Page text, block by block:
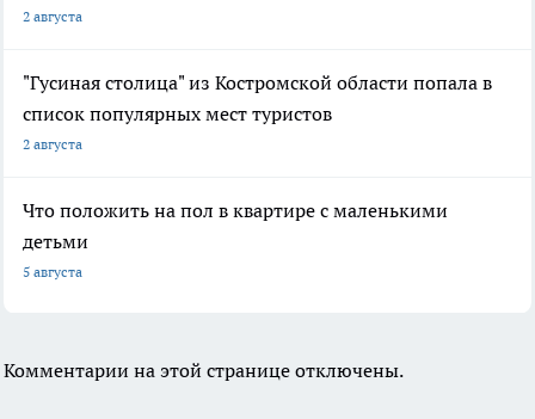
2 августа
"Гусиная столица" из Костромской области попала в
список популярных мест туристов
2 августа
Что положить на пол в квартире с маленькими
детьми
5 августа
Комментарии на этой странице отключены.